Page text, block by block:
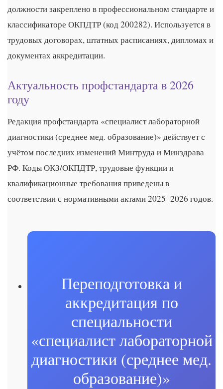
должности закреплено в профессиональном стандарте и
классификаторе ОКПДТР (код 200282). Используется в
трудовых договорах, штатных расписаниях, дипломах и
документах аккредитации.
Актуальность профстандарта в 2026
году
Редакция профстандарта «специалист лабораторной
диагностики (среднее мед. образование)» действует с
учётом последних изменений Минтруда и Минздрава
РФ. Коды ОКЗ/ОКПДТР, трудовые функции и
квалификационные требования приведены в
соответствии с нормативными актами 2025–2026 годов.
Переподготовка и
аккредитация по
специальности
«специалист лабораторной
диагностики (среднее мед.
образование)»